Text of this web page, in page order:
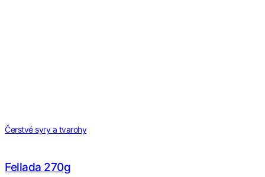
Čerstvé syry a tvarohy
Fellada 270g